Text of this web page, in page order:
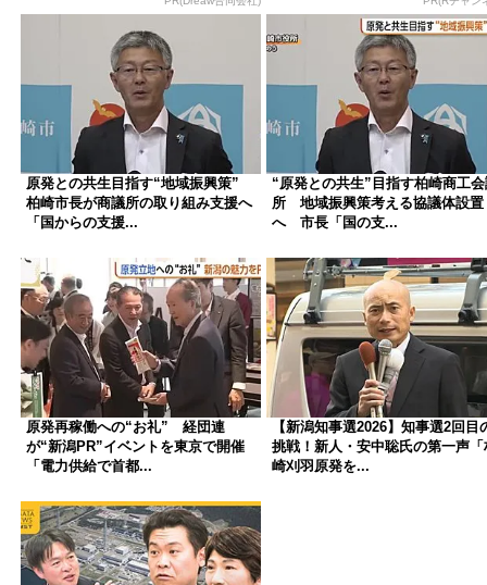
原発との共生目指す“地域振興策”
柏崎市長が商議所の取り組み支援へ
「国からの支援...
“原発との共生”目指す柏崎商工
所 地域振興策考える協議体設置
へ 市長「国の支...
原発再稼働への“お礼” 経団連
が“新潟PR”イベントを東京で開催
「電力供給で首都...
【新潟知事選2026】知事選2回目
挑戦！新人・安中聡氏の第一声「
崎刈羽原発を...